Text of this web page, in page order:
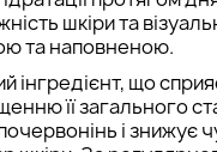
шкіри та
та наповненою.
інгредієнт, що
її загального
і знижує